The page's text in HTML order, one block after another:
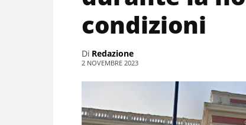
condizioni
Di Redazione
2 NOVEMBRE 2023